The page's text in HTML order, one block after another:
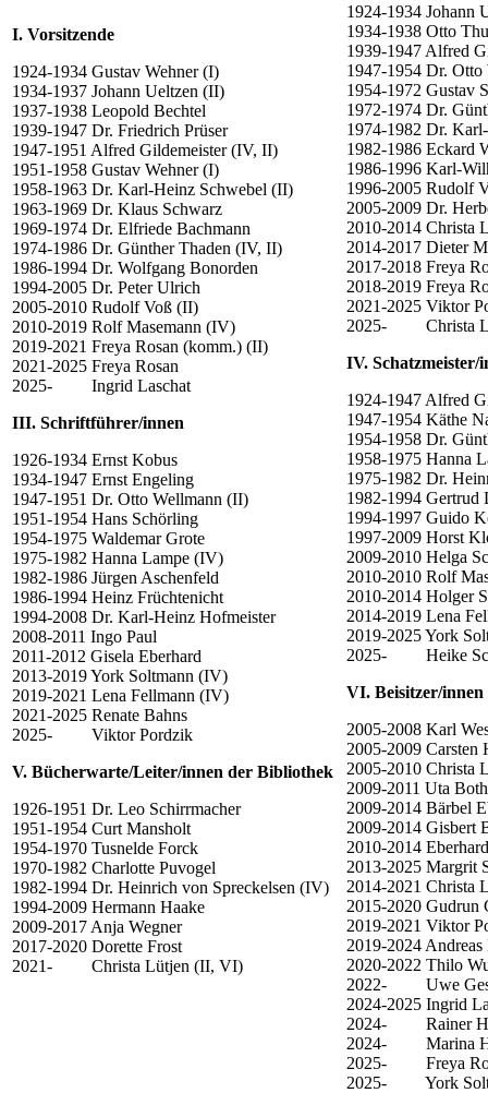
I. Vorsitzende
1924-1934 Gustav Wehner (I)
1934-1937 Johann Ueltzen (II)
1937-1938 Leopold Bechtel
1939-1947 Dr. Friedrich Prüser
1947-1951 Alfred Gildemeister (IV, II)
1951-1958 Gustav Wehner (I)
1958-1963 Dr. Karl-Heinz Schwebel (II)
1963-1969 Dr. Klaus Schwarz
1969-1974 Dr. Elfriede Bachmann
1974-1986 Dr. Günther Thaden (IV, II)
1986-1994 Dr. Wolfgang Bonorden
1994-2005 Dr. Peter Ulrich
2005-2010 Rudolf Voß (II)
2010-2019 Rolf Masemann (IV)
2019-2021 Freya Rosan (komm.) (II)
2021-2025 Freya Rosan
2025- Ingrid Laschat
III. Schriftführer/innen
1926-1934 Ernst Kobus
1934-1947 Ernst Engeling
1947-1951 Dr. Otto Wellmann (II)
1951-1954 Hans Schörling
1954-1975 Waldemar Grote
1975-1982 Hanna Lampe (IV)
1982-1986 Jürgen Aschenfeld
1986-1994 Heinz Früchtenicht
1994-2008 Dr. Karl-Heinz Hofmeister
2008-2011 Ingo Paul
2011-2012 Gisela Eberhard
2013-2019 York Soltmann (IV)
2019-2021 Lena Fellmann (IV)
2021-2025 Renate Bahns
2025- Viktor Pordzik
V. Bücherwarte/Leiter/innen der Bibliothek
1926-1951 Dr. Leo Schirrmacher
1951-1954 Curt Mansholt
1954-1970 Tusnelde Forck
1970-1982 Charlotte Puvogel
1982-1994 Dr. Heinrich von Spreckelsen (IV)
1994-2009 Hermann Haake
2009-2017 Anja Wegner
2017-2020 Dorette Frost
2021- Christa Lütjen (II, VI)
1924-1934 Johann
1934-1938 Otto
1939-1947 Alfred
1947-1954 Dr.
1954-1972 Gustav
1972-1974 Dr.
1974-1982 Dr.
1982-1986 Eckard
1986-1996 Karl-
1996-2005 Rudolf
2005-2009 Dr.
2010-2014 Christa
2014-2017 Dieter
2017-2018 Freya
2018-2019 Freya
2021-2025 Viktor
2025- Christa
IV. Schatzmeister/
1924-1947 Alfred
1947-1954 Käthe
1954-1958 Dr.
1958-1975 Hanna
1975-1982 Dr.
1982-1994 Gertrud
1994-1997 Guido
1997-2009 Horst
2009-2010 Helga
2010-2010 Rolf
2010-2014 Holger
2014-2019 Lena
2019-2025 York
2025- Heike
VI. Beisitzer/innen
2005-2008 Karl
2005-2009 Carsten
2005-2010 Christa
2009-2011 Uta
2009-2014 Bärbel
2009-2014 Gisbert
2010-2014
2013-2025 Margrit
2014-2021 Christa
2015-2020 Gudrun
2019-2021 Viktor
2019-2024
2020-2022 Thilo
2022- Uwe
2024-2025 Ingrid
2024- Rainer
2024- Marina
2025- Freya
2025- York